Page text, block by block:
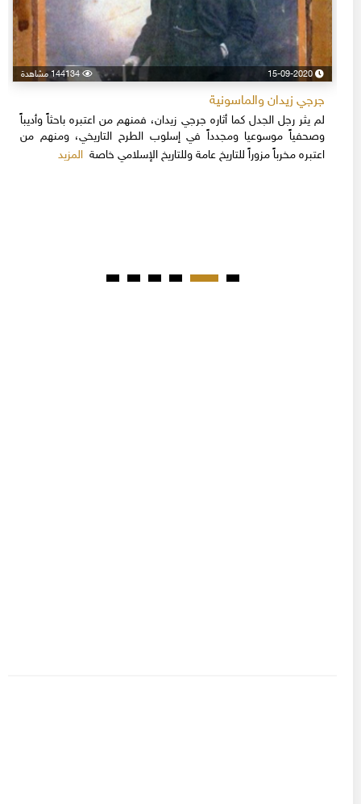
15-09-2020 144134 مشاهدة
جرجي زيدان والماسونية
لم يثر رجل الجدل كما أثاره جرجي زيدان، فمنهم من اعتبره باحثاً وأديباً
وصحفياً موسوعيا ومجدداً في إسلوب الطرح التاريخي، ومنهم من
اعتبره مخرباً مزوراً للتاريخ عامة وللتاريخ الإسلامي خاصةالمزيد